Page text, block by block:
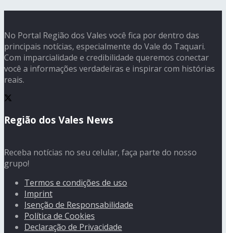
No Portal Região dos Vales você fica por dentro das
principais notícias, especialmente do Vale do Taquari.
Com imparcialidade e credibilidade queremos conectar
você a informações verdadeiras e inspirar com histórias
reais.
Região dos Vales News
Receba notícias no seu celular, faça parte do nosso
grupo!
Termos e condições de uso
Imprint
Isenção de Responsabilidade
Política de Cookies
Declaração de Privacidade